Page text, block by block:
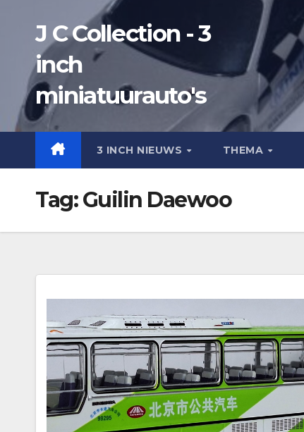
inhoud
J C Collection - 3
inch
miniatuurauto's
3 INCH NIEUWS THEMA
Tag:Guilin Daewoo